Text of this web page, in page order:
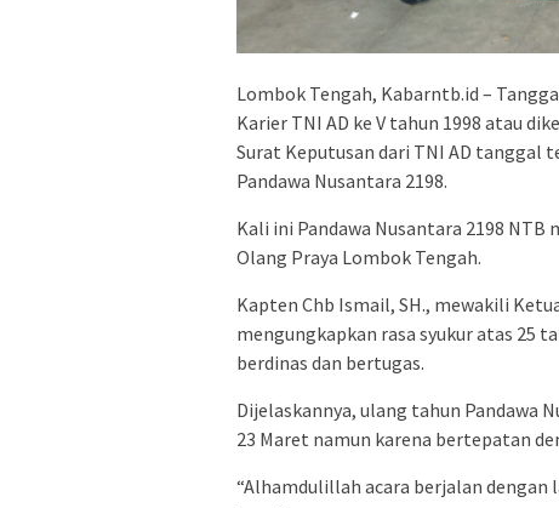
Lombok Tengah, Kabarntb.id –
Karier TNI AD ke V tahun 1998 atau
Surat Keputusan dari TNI AD tanggal
Pandawa Nusantara 2198.
Kali ini Pandawa Nusantara 2198 NTB
Olang Praya Lombok Tengah.
Kapten Chb Ismail, SH., mewakili
mengungkapkan rasa syukur atas 25
berdinas dan bertugas.
Dijelaskannya, ulang tahun Pandawa
23 Maret namun karena bertepatan
“Alhamdulillah acara berjalan dengan